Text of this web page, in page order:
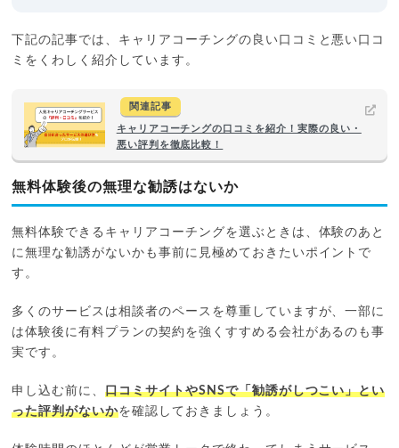
下記の記事では、キャリアコーチングの良い口コミと悪い口コ
ミをくわしく紹介しています。
関連記事
キャリアコーチングの口コミを紹介！実際の良い・
悪い評判を徹底比較！
無料体験後の無理な勧誘はないか
無料体験できるキャリアコーチングを選ぶときは、体験のあと
に無理な勧誘がないかも事前に見極めておきたいポイントで
す。
多くのサービスは相談者のペースを尊重していますが、一部に
は体験後に有料プランの契約を強くすすめる会社があるのも事
実です。
申し込む前に、口コミサイトやSNSで「勧誘がしつこい」とい
った評判がないかを確認しておきましょう。